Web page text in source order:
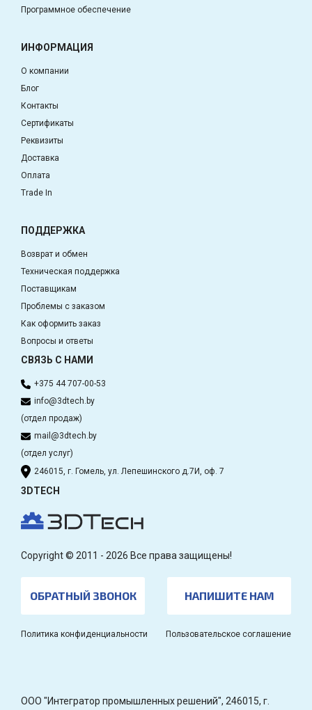
Программное обеспечение
ИНФОРМАЦИЯ
О компании
Блог
Контакты
Сертификаты
Реквизиты
Доставка
Оплата
Trade In
ПОДДЕРЖКА
Возврат и обмен
Техническая поддержка
Поставщикам
Проблемы с заказом
Как оформить заказ
Вопросы и ответы
СВЯЗЬ С НАМИ
+375 44 707-00-53
info@3dtech.by
(отдел продаж)
mail@3dtech.by
(отдел услуг)
246015, г. Гомель, ул. Лепешинского д.7И, оф. 7
3DTECH
Copyright © 2011 - 2026 Все права защищены!
ОБРАТНЫЙ ЗВОНОК НАПИШИТЕ НАМ
Политика конфиденциальности Пользовательское соглашение
OOO "Интегратор промышленных решений", 246015, г.